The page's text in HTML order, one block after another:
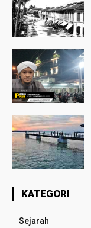
KATEGORI
Sejarah